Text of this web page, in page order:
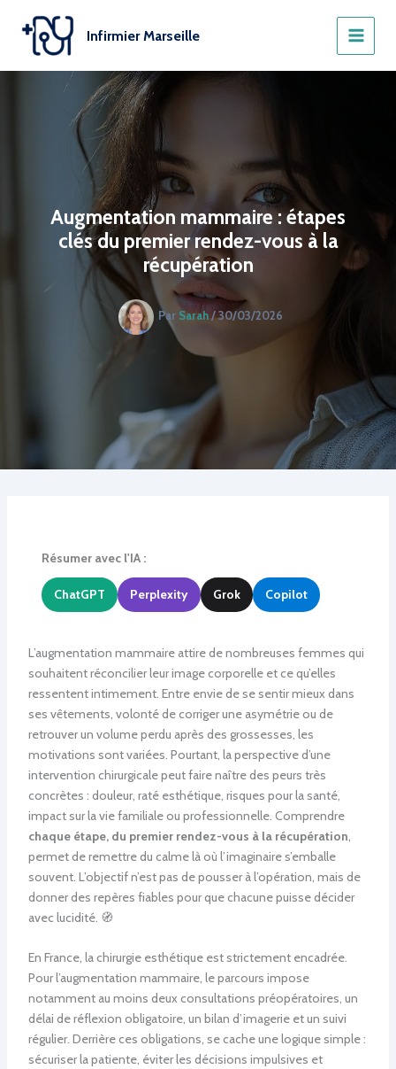
contenu
Infirmier Marseille
Augmentation mammaire : étapes
clés du premier rendez-vous à la
récupération
Par Sarah/30/03/2026
Résumer avec l'IA :
ChatGPT Perplexity Grok Copilot
L’augmentation mammaire attire de nombreuses femmes qui
souhaitent réconcilier leur image corporelle et ce qu’elles
ressentent intimement. Entre envie de se sentir mieux dans
ses vêtements, volonté de corriger une asymétrie ou de
retrouver un volume perdu après des grossesses, les
motivations sont variées. Pourtant, la perspective d’une
intervention chirurgicale peut faire naître des peurs très
concrètes : douleur, raté esthétique, risques pour la santé,
impact sur la vie familiale ou professionnelle. Comprendre
chaque étape, du premier rendez-vous à la récupération,
permet de remettre du calme là où l’imaginaire s’emballe
souvent. L’objectif n’est pas de pousser à l’opération, mais de
donner des repères fiables pour que chacune puisse décider
avec lucidité. 🧭
En France, la chirurgie esthétique est strictement encadrée.
Pour l’augmentation mammaire, le parcours impose
notamment au moins deux consultations préopératoires, un
délai de réflexion obligatoire, un bilan d’imagerie et un suivi
régulier. Derrière ces obligations, se cache une logique simple :
sécuriser la patiente, éviter les décisions impulsives et